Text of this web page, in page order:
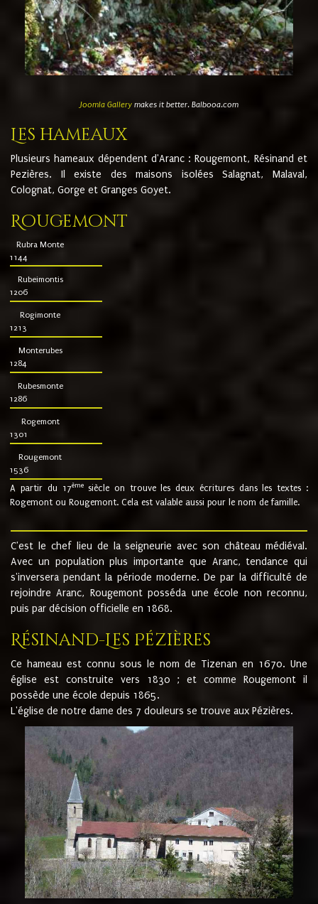
Joomla Gallerymakes it better. Balbooa.com
Les hameaux
Plusieurs hameaux dépendent d'Aranc : Rougemont, Résinand et
Pezières. Il existe des maisons isolées Salagnat, Malaval,
Colognat, Gorge et Granges Goyet.
Rougemont
Rubra Monte
1144
Rubeimontis
1206
Rogimonte
1213
Monterubes
1284
Rubesmonte
1286
Rogemont
1301
Rougemont
1536
A partir du 17ème siècle on trouve les deux écritures dans les textes :
Rogemont ou Rougemont. Cela est valable aussi pour le nom de famille.
C'est le chef lieu de la seigneurie avec son château médiéval.
Avec un population plus importante que Aranc, tendance qui
s'inversera pendant la période moderne. De par la difficulté de
rejoindre Aranc, Rougemont posséda une école non reconnu,
puis par décision officielle en 1868.
Résinand-Les Pézières
Ce hameau est connu sous le nom de Tizenan en 1670. Une
église est construite vers 1830 ; et comme Rougemont il
possède une école depuis 1865.
L'église de notre dame des 7 douleurs se trouve aux Pézières.